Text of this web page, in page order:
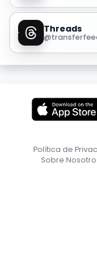
Threads
Política de
Sobre